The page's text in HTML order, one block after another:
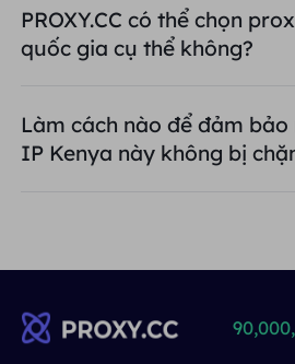
PROXY.CC có thể chọn
quốc gia cụ thể không?
Làm cách nào để đảm
IP Kenya này không bị